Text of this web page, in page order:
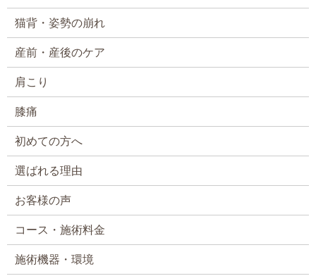
猫背・姿勢の崩れ
産前・産後のケア
肩こり
膝痛
初めての方へ
選ばれる理由
お客様の声
コース・施術料金
施術機器・環境